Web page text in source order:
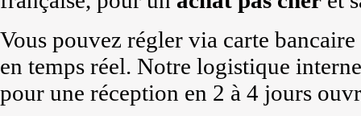
Vous pouvez régler via carte
en temps réel. Notre logistique
pour une réception en 2 à 4 jours